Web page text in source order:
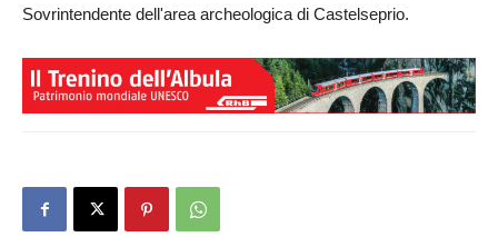
Sovrintendente dell'area archeologica di Castelseprio.